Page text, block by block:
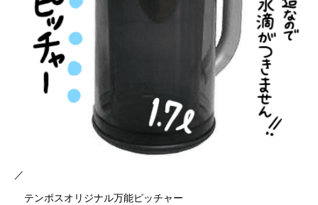
／
テンポスオリジナル万能ピッチャー